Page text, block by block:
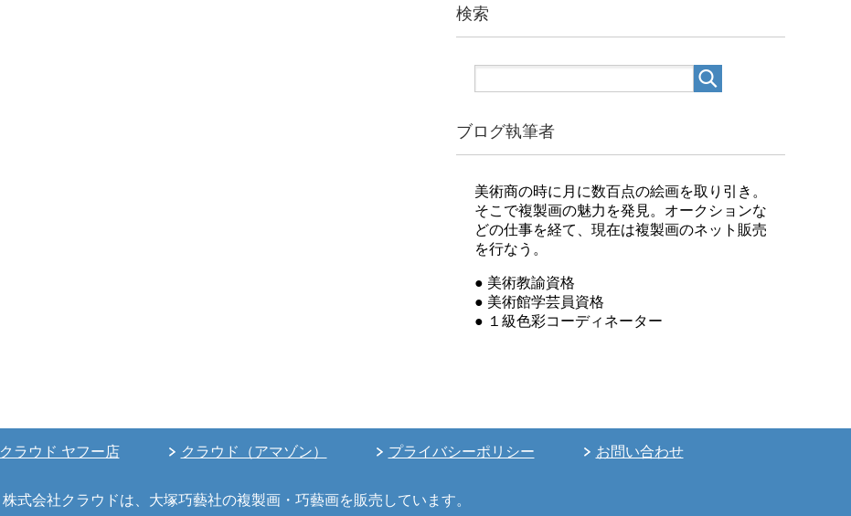
検索
ブログ執筆者
美術商の時に月に数百点の絵画を取り引き。
そこで複製画の魅力を発見。オークションな
どの仕事を経て、現在は複製画のネット販売
を行なう。
● 美術教諭資格
● 美術館学芸員資格
● １級色彩コーディネーター
クラウド ヤフー店 クラウド（アマゾン） プライバシーポリシー お問い合わせ
株式会社クラウドは、大塚巧藝社の複製画・巧藝画を販売しています。